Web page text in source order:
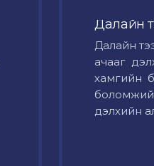
Далайн
Далайн
ачааг
хамгийн
дэлхийн